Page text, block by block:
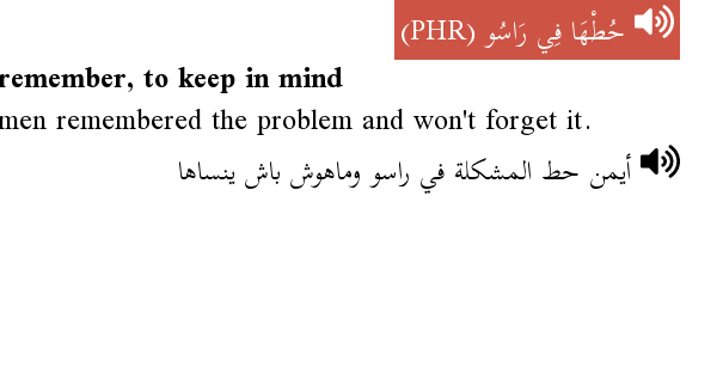
حُطْهَا فِي رَاسُو(PHR)
to keep in mind
remembered the problem and won't forget it.
أيمن حط المشكلة في راسو وماهوش باش ينساها